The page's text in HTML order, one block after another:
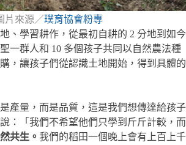
片來源／璞育協會粉專
、學習耕作，從最初自耕的 2 分地到如今
一群人和 10 多個孩子共同以自然農法種
，讓孩子們從認識土地開始，得到具體的
產量，而是品質，這是我們想傳達給孩子
：「我們不希望他們只學到斤斤計較，而
共生。 我們的稻田一個晚上會有上百上千